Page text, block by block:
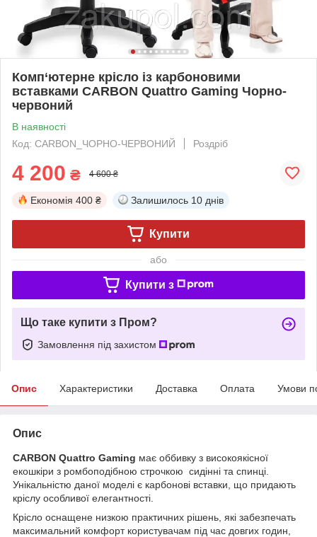
Комп‘ютерне крісло із карбоновими
вставками CARBON Quattro Gaming Чорно-
червоний
В наявності
Код: CARBON_ЧОРНО-ЧЕРВОНИЙ
Роздріб
4 200 ₴ 4 600 ₴
Економія 400 ₴ Залишилось 10 днів
Купити
або
Купити з
Що таке купити з Пром?
Замовлення під захистом
Опис Характеристики Доставка Оплата Умови
Опис
CARBON Quattro Gaming має оббивку з високоякісної
екошкіри з ромбоподібною строчкою сидінні та спинці.
Унікальністю даної моделі є карбонові вставки, що придають
кріслу особливої елегантності.
Крісло оснащене низкою практичних рішень, які забезпечать
максимальний комфорт користувачам під час довгих годин,